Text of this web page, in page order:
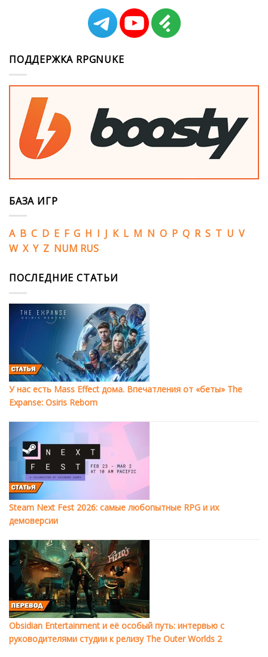
ПОДДЕРЖКА RPGNUKE
БАЗА ИГР
A B C D E F G H I J K L M N O P Q R S T U V
W X Y Z NUM RUS
ПОСЛЕДНИЕ СТАТЬИ
У нас есть Mass Effect дома. Впечатления от «беты» The
Expanse: Osiris Reborn
Steam Next Fest 2026: самые любопытные RPG и их
демоверсии
Obsidian Entertainment и её особый путь: интервью с
руководителями студии к релизу The Outer Worlds 2